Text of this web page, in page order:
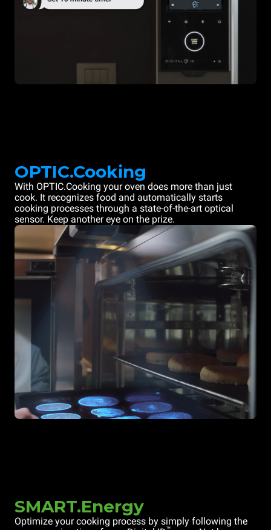
OPTIC.Cooking
With OPTIC.Cooking your oven does more than just
cook. It recognizes food and automatically starts
cooking processes through a state-of-the-art optical
sensor. Keep another eye on the prize.
SMART.Energy
Optimize your cooking process by simply following the